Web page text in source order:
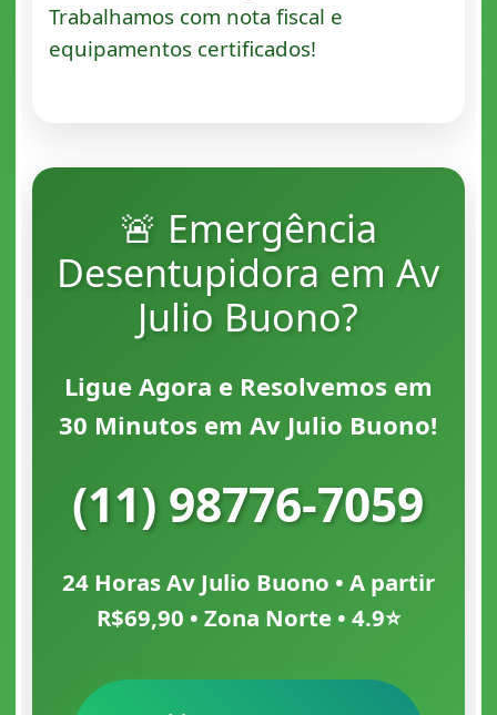
Trabalhamos com nota fiscal e
equipamentos certificados!
🚨 Emergência
Desentupidora em Av
Julio Buono?
Ligue Agora e Resolvemos em
30 Minutos em Av Julio Buono!
(11) 98776-7059
24 Horas Av Julio Buono • A partir
R$69,90 • Zona Norte • 4.9⭐